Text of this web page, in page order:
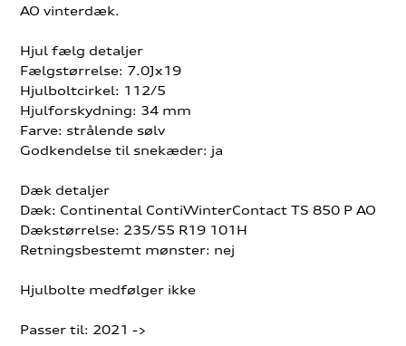
AO vinterdæk.
Hjul fælg detaljer
Fælgstørrelse: 7.0Jx19
Hjulboltcirkel: 112/5
Hjulforskydning: 34 mm
Farve: strålende sølv
Godkendelse til snekæder: ja
Dæk detaljer
Dæk: Continental ContiWinterContact TS 850 P AO
Dækstørrelse: 235/55 R19 101H
Retningsbestemt mønster: nej
Hjulbolte medfølger ikke
Passer til: 2021 ->